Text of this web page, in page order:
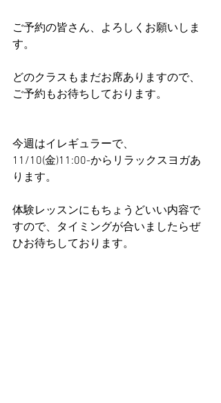
ご予約の皆さん、よろしくお願いしま
す。
どのクラスもまだお席ありますので、
ご予約もお待ちしております。
今週はイレギュラーで、
11/10(金)11:00-からリラックスヨガあ
ります。
体験レッスンにもちょうどいい内容で
すので、タイミングが合いましたらぜ
ひお待ちしております。